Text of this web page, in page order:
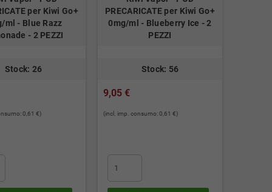
per Kiwi Go+
ml - Blue Razz
- 2 PEZZI
Stock: 26
0,61 €)
PRECARICATE per Kiwi Go+
0mg/ml - Blueberry Ice - 2
PEZZI
Stock: 56
9,05 €
(incl. imp. consumo: 0,61 €)